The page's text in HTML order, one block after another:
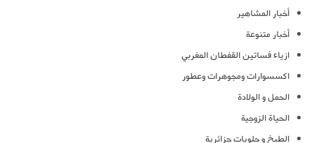
أخبار المشاهير
أخبار متنوعة
ازياء فساتين القفطان المغربي
اكسسوارات ومجوهرات وعطور
الحمل و الولادة
الحياة الزوجية
الطبخ و حلويات جزائرية